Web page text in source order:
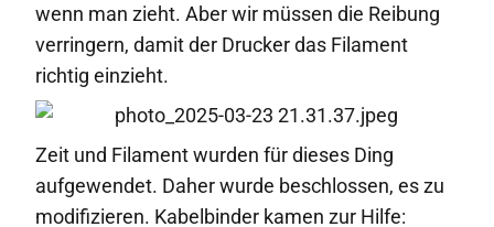
wenn man zieht. Aber wir müssen die Reibung
verringern, damit der Drucker das Filament
richtig einzieht.
Zeit und Filament wurden für dieses Ding
aufgewendet. Daher wurde beschlossen, es zu
modifizieren. Kabelbinder kamen zur Hilfe: